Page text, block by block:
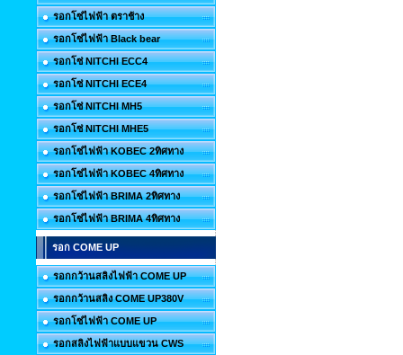
รอกโซ่ไฟฟ้า ตราช้าง
รอกโซ่ไฟฟ้า Black bear
รอกโซ่ NITCHI ECC4
รอกโซ่ NITCHI ECE4
รอกโซ่ NITCHI MH5
รอกโซ่ NITCHI MHE5
รอกโซ่ไฟฟ้า KOBEC 2ทิศทาง
รอกโซ่ไฟฟ้า KOBEC 4ทิศทาง
รอกโซ่ไฟฟ้า BRIMA 2ทิศทาง
รอกโซ่ไฟฟ้า BRIMA 4ทิศทาง
รอก COME UP
รอกกว้านสลิงไฟฟ้า COME UP
รอกกว้านสลิง COME UP380V
รอกโซ่ไฟฟ้า COME UP
รอกสลิงไฟฟ้าแบบแขวน CWS